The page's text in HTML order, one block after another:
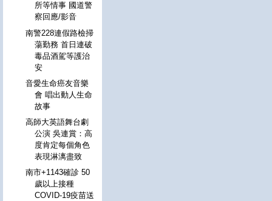
所等情事 國道警
察回應/影音
南警228連假路檢掃
蕩勤務 首日連破
毒品酒駕等護治
安
音愛生命癌友音樂
會 唱出動人生命
故事
高師大英語舞台劇
公演 吳連賞：高
度肯定每個角色
表現淋漓盡致
南市+1143確診 50
歲以上接種
COVID-19疫苗送